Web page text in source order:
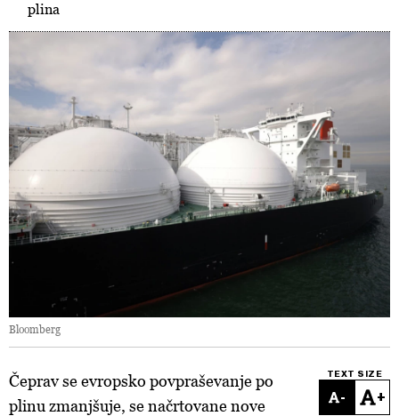
plina
Bloomberg
TEXT SIZE
- +
Čeprav se evropsko povpraševanje po
plinu zmanjšuje, se načrtovane nove